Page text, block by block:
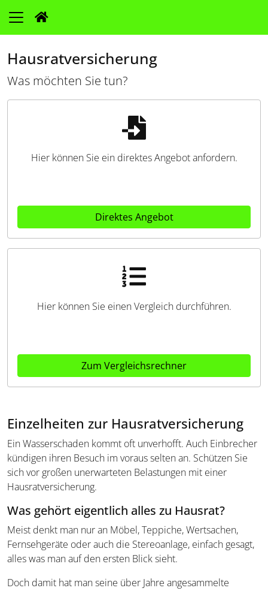
Hausratversicherung
Was möchten Sie tun?
Hier können Sie ein direktes Angebot anfordern.
Direktes Angebot
Hier können Sie einen Vergleich durchführen.
Zum Vergleichsrechner
Einzelheiten zur Hausratversicherung
Ein Wasserschaden kommt oft unverhofft. Auch Einbrecher
kündigen ihren Besuch im voraus selten an. Schützen Sie
sich vor großen unerwarteten Belastungen mit einer
Hausratversicherung.
Was gehört eigentlich alles zu Hausrat?
Meist denkt man nur an Möbel, Teppiche, Wertsachen,
Fernsehgeräte oder auch die Stereoanlage, einfach gesagt,
alles was man auf den ersten Blick sieht.
Doch damit hat man seine über Jahre angesammelte